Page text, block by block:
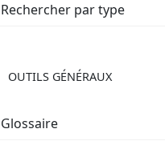
Rechercher par type
OUTILS GÉNÉRAUX
Glossaire